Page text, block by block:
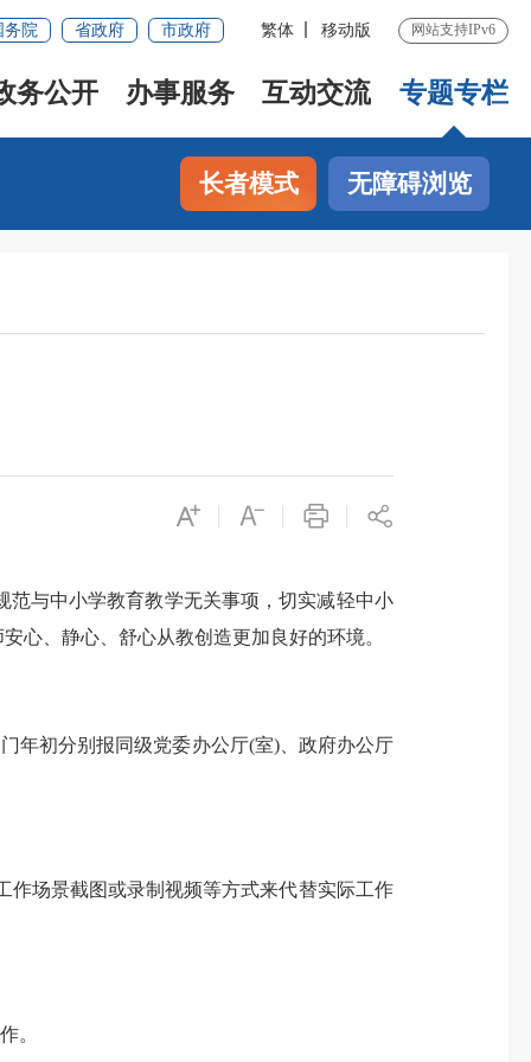
务院 省政府 市政府 繁体 移动版 网站支持IPv6
务公开 办事服务 互动交流 专题专栏
长者模式 无障碍浏览
与中小学教育教学无关事项，切实减轻中小
心、静心、舒心从教创造更加良好的环境。
初分别报同级党委办公厅(室)、政府办公厅
场景截图或录制视频等方式来代替实际工作
。